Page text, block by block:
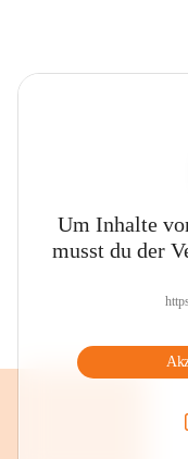
Um Inhalte
musst du der